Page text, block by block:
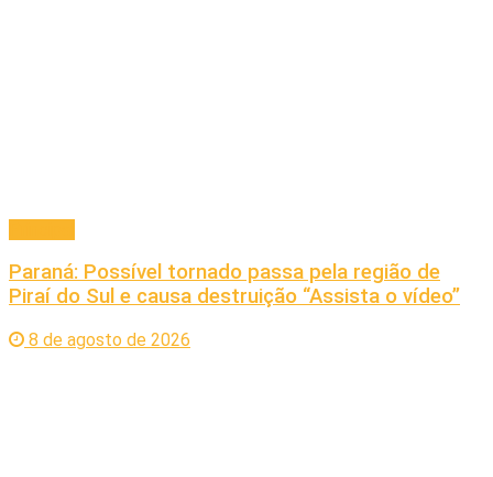
Paraná: Possível tornado passa pela região de
Piraí do Sul e causa destruição “Assista o vídeo”
8 de agosto de 2026